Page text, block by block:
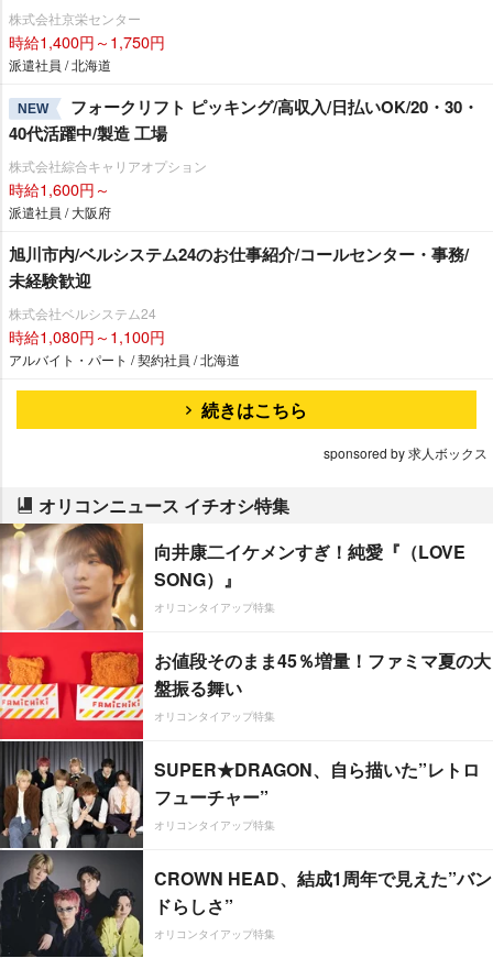
株式会社京栄センター
時給1,400円～1,750円
派遣社員 / 北海道
NEW
フォークリフト ピッキング/高収入/日払いOK/20・30・
40代活躍中/製造 工場
株式会社綜合キャリアオプション
時給1,600円～
派遣社員 / 大阪府
旭川市内/ベルシステム24のお仕事紹介/コールセンター・事務/
未経験歓迎
株式会社ベルシステム24
時給1,080円～1,100円
アルバイト・パート / 契約社員 / 北海道
続きはこちら
sponsored by 求人ボックス
オリコンニュース イチオシ特集
向井康二イケメンすぎ！純愛『（LOVE
SONG）』
オリコンタイアップ特集
お値段そのまま45％増量！ファミマ夏の大
盤振る舞い
オリコンタイアップ特集
SUPER★DRAGON、自ら描いた”レトロ
フューチャー”
オリコンタイアップ特集
CROWN HEAD、結成1周年で見えた”バン
ドらしさ”
オリコンタイアップ特集